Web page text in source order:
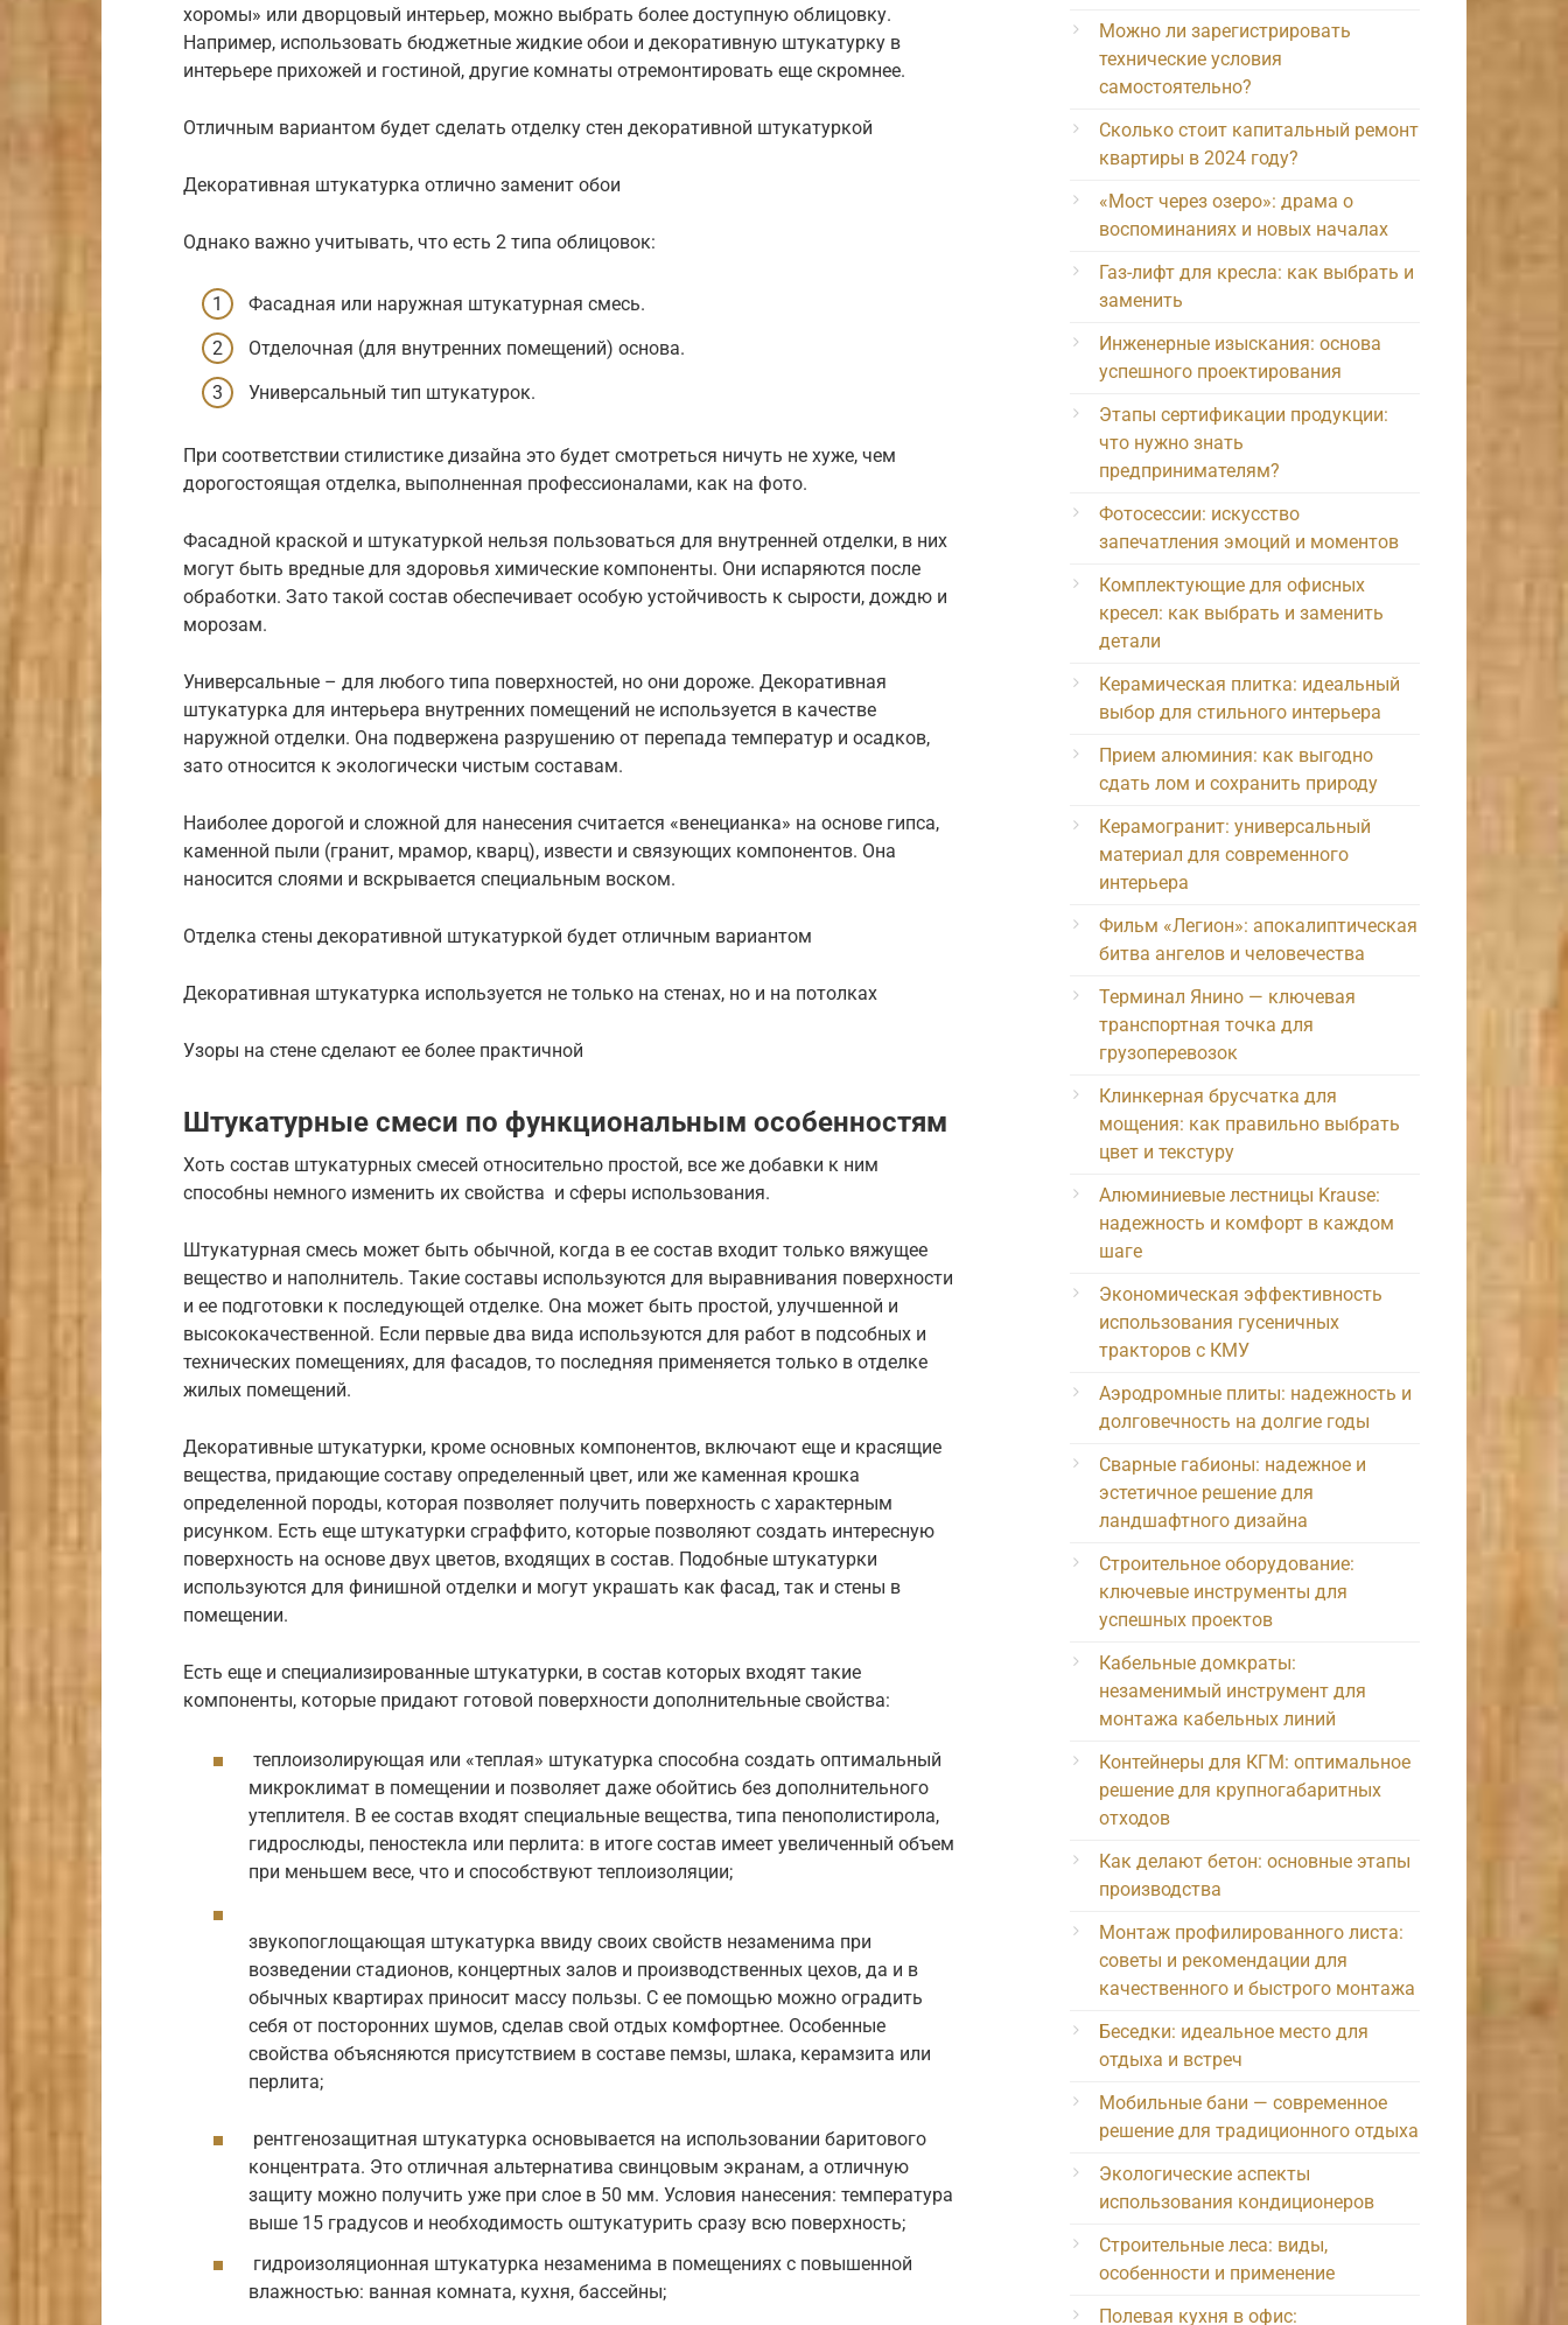
хоромы» или дворцовый интерьер, можно выбрать более доступную облицовку.
Например, использовать бюджетные жидкие обои и декоративную штукатурку в
интерьере прихожей и гостиной, другие комнаты отремонтировать еще скромнее.
Отличным вариантом будет сделать отделку стен декоративной штукатуркой
Декоративная штукатурка отлично заменит обои
Однако важно учитывать, что есть 2 типа облицовок:
Фасадная или наружная штукатурная смесь.
Отделочная (для внутренних помещений) основа.
Универсальный тип штукатурок.
При соответствии стилистике дизайна это будет смотреться ничуть не хуже, чем
дорогостоящая отделка, выполненная профессионалами, как на фото.
Фасадной краской и штукатуркой нельзя пользоваться для внутренней отделки, в них
могут быть вредные для здоровья химические компоненты. Они испаряются после
обработки. Зато такой состав обеспечивает особую устойчивость к сырости, дождю и
морозам.
Универсальные – для любого типа поверхностей, но они дороже. Декоративная
штукатурка для интерьера внутренних помещений не используется в качестве
наружной отделки. Она подвержена разрушению от перепада температур и осадков,
зато относится к экологически чистым составам.
Наиболее дорогой и сложной для нанесения считается «венецианка» на основе гипса,
каменной пыли (гранит, мрамор, кварц), извести и связующих компонентов. Она
наносится слоями и вскрывается специальным воском.
Отделка стены декоративной штукатуркой будет отличным вариантом
Декоративная штукатурка используется не только на стенах, но и на потолках
Узоры на стене сделают ее более практичной
Штукатурные смеси по функциональным особенностям
Хоть состав штукатурных смесей относительно простой, все же добавки к ним
способны немного изменить их свойства и сферы использования.
Штукатурная смесь может быть обычной, когда в ее состав входит только вяжущее
вещество и наполнитель. Такие составы используются для выравнивания поверхности
и ее подготовки к последующей отделке. Она может быть простой, улучшенной и
высококачественной. Если первые два вида используются для работ в подсобных и
технических помещениях, для фасадов, то последняя применяется только в отделке
жилых помещений.
Декоративные штукатурки, кроме основных компонентов, включают еще и красящие
вещества, придающие составу определенный цвет, или же каменная крошка
определенной породы, которая позволяет получить поверхность с характерным
рисунком. Есть еще штукатурки сграффито, которые позволяют создать интересную
поверхность на основе двух цветов, входящих в состав. Подобные штукатурки
используются для финишной отделки и могут украшать как фасад, так и стены в
помещении.
Есть еще и специализированные штукатурки, в состав которых входят такие
компоненты, которые придают готовой поверхности дополнительные свойства:
теплоизолирующая или «теплая» штукатурка способна создать оптимальный
микроклимат в помещении и позволяет даже обойтись без дополнительного
утеплителя. В ее состав входят специальные вещества, типа пенополистирола,
гидрослюды, пеностекла или перлита: в итоге состав имеет увеличенный объем
при меньшем весе, что и способствуют теплоизоляции;
звукопоглощающая штукатурка ввиду своих свойств незаменима при
возведении стадионов, концертных залов и производственных цехов, да и в
обычных квартирах приносит массу пользы. С ее помощью можно оградить
себя от посторонних шумов, сделав свой отдых комфортнее. Особенные
свойства объясняются присутствием в составе пемзы, шлака, керамзита или
перлита;
рентгенозащитная штукатурка основывается на использовании баритового
концентрата. Это отличная альтернатива свинцовым экранам, а отличную
защиту можно получить уже при слое в 50 мм. Условия нанесения: температура
выше 15 градусов и необходимость оштукатурить сразу всю поверхность;
гидроизоляционная штукатурка незаменима в помещениях с повышенной
влажностью: ванная комната, кухня, бассейны;
Можно ли зарегистрировать
технические условия
самостоятельно?
Сколько стоит капитальный ремонт
квартиры в 2024 году?
«Мост через озеро»: драма о
воспоминаниях и новых началах
Газ-лифт для кресла: как выбрать и
заменить
Инженерные изыскания: основа
успешного проектирования
Этапы сертификации продукции:
что нужно знать
предпринимателям?
Фотосессии: искусство
запечатления эмоций и моментов
Комплектующие для офисных
кресел: как выбрать и заменить
детали
Керамическая плитка: идеальный
выбор для стильного интерьера
Прием алюминия: как выгодно
сдать лом и сохранить природу
Керамогранит: универсальный
материал для современного
интерьера
Фильм «Легион»: апокалиптическая
битва ангелов и человечества
Терминал Янино — ключевая
транспортная точка для
грузоперевозок
Клинкерная брусчатка для
мощения: как правильно выбрать
цвет и текстуру
Алюминиевые лестницы Krause:
надежность и комфорт в каждом
шаге
Экономическая эффективность
использования гусеничных
тракторов с КМУ
Аэродромные плиты: надежность и
долговечность на долгие годы
Сварные габионы: надежное и
эстетичное решение для
ландшафтного дизайна
Строительное оборудование:
ключевые инструменты для
успешных проектов
Кабельные домкраты:
незаменимый инструмент для
монтажа кабельных линий
Контейнеры для КГМ: оптимальное
решение для крупногабаритных
отходов
Как делают бетон: основные этапы
производства
Монтаж профилированного листа:
советы и рекомендации для
качественного и быстрого монтажа
Беседки: идеальное место для
отдыха и встреч
Мобильные бани — современное
решение для традиционного отдыха
Экологические аспекты
использования кондиционеров
Строительные леса: виды,
особенности и применение
Полевая кухня в офис: